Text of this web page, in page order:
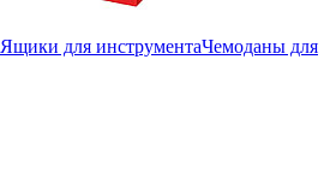
Ящики для инструментаЧемоданы для